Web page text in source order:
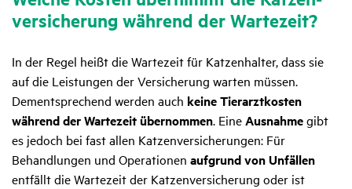
ver­si­che­rung während der Warte­zeit?
In der Regel heißt die Wartezeit für Katzenhalter, dass sie
auf die Leistungen der Versicherung warten müssen.
Dementsprechend werden auch keine Tierarztkosten
während der Wartezeit übernommen. EineAusnahmegibt
es jedoch bei fast allen Katzenversicherungen: Für
Behandlungen und Operationen aufgrund von Unfällen
entfällt die Wartezeit der Katzenversicherung oder ist